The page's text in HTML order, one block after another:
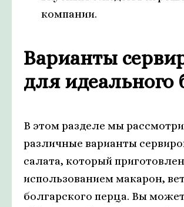
компании.
Варианты
для идеального
В этом разделе мы
различные варианты
салата, который
использованием макарон,
болгарского перца. Вы